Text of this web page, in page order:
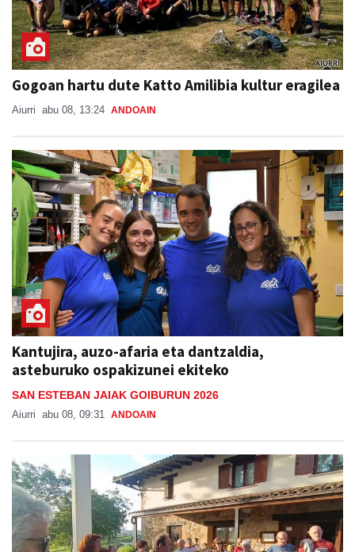
Gogoan hartu dute Katto Amilibia kultur eragilea
Aiurri abu 08, 13:24 ANDOAIN
Kantujira, auzo-afaria eta dantzaldia,
asteburuko ospakizunei ekiteko
SAN ESTEBAN JAIAK GOIBURUN 2026
Aiurri abu 08, 09:31 ANDOAIN